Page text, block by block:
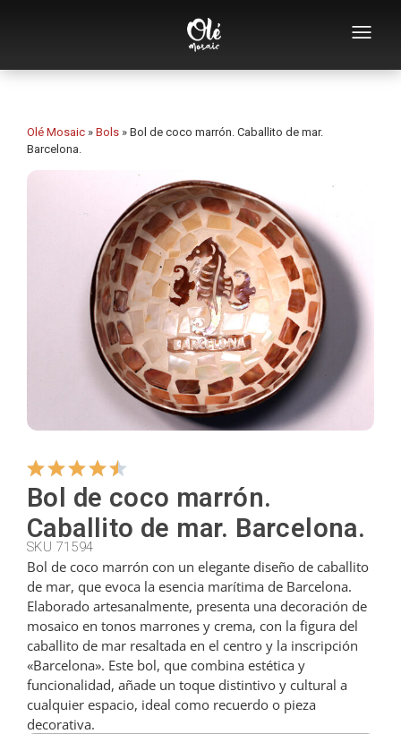
Empresa
Abridores
Tazas
Bols
Ceniceros
Colgadores
Cortadores
Cucharillas
Cucharones
Dedales
Olé Mosaic » Bols » Bol de coco marrón. Caballito de mar.
Barcelona.
Bol de coco marrón.
Caballito de mar. Barcelona.
SKU 71594
Bol de coco marrón con un elegante diseño de caballito
de mar, que evoca la esencia marítima de Barcelona.
Elaborado artesanalmente, presenta una decoración de
mosaico en tonos marrones y crema, con la figura del
caballito de mar resaltada en el centro y la inscripción
«Barcelona». Este bol, que combina estética y
funcionalidad, añade un toque distintivo y cultural a
cualquier espacio, ideal como recuerdo o pieza
decorativa.